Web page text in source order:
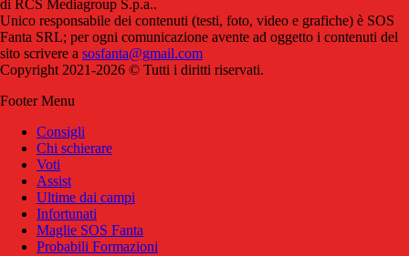
di RCS Mediagroup S.p.a..
Unico responsabile dei contenuti (testi, foto, video e grafiche) è SOS
Fanta SRL; per ogni comunicazione avente ad oggetto i contenuti del
sito scrivere a sosfanta@gmail.com
Copyright 2021-2026 © Tutti i diritti riservati.
Footer Menu
Consigli
Chi schierare
Voti
Assist
Ultime dai campi
Infortunati
Maglie SOS Fanta
Probabili Formazioni